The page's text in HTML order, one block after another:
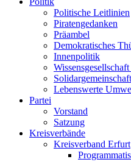
Politische Leitlinien
Piratengedanken
Präambel
Demokratisches
Innenpolitik
Solidargemeinschaft
Lebenswerte
Partei
Vorstand
Satzung
Kreisverbände
Kreisverband Erfurt